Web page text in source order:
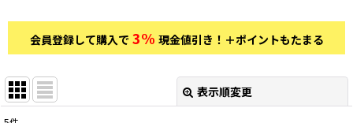
会員登録して購入で 3% 現金値引き！＋ポイントもたまる
表示順変更